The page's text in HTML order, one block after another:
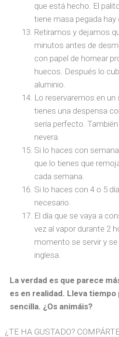
que está hecho. El
tiene masa pegada hay
Retiramos y dejamos
minutos antes de
con papel de hornear
huecos. Después lo
aluminio.
Lo reservaremos en
tienes una despensa
sería perfecto.
nevera.
Si lo haces con
que lo tienes que
cada semana.
Si lo haces con 4 o 5
necesario.
El día que se vaya a
vez al vapor durante 2
momento se servir y
inglesa.
La verdad es que parece
es en realidad. Lleva
sencilla. ¿Os animáis?
¿TE HA GUSTADO?